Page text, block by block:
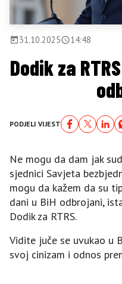
31.10.2025 14:48
Dodik za
PODJELI VIJEST
Ne mogu da dam jak
sjednici Savjeta
mogu da kažem da su
dani u BiH odbrojani,
Dodik za RTRS.
Vidite juče se uvukao u
svoj cinizam i odnos